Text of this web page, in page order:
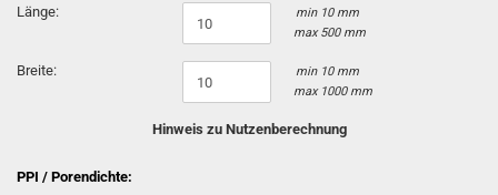
Länge:
min 10 mm
max 500 mm
Breite:
min 10 mm
max 1000 mm
Hinweis zu Nutzenberechnung
PPI / Porendichte: